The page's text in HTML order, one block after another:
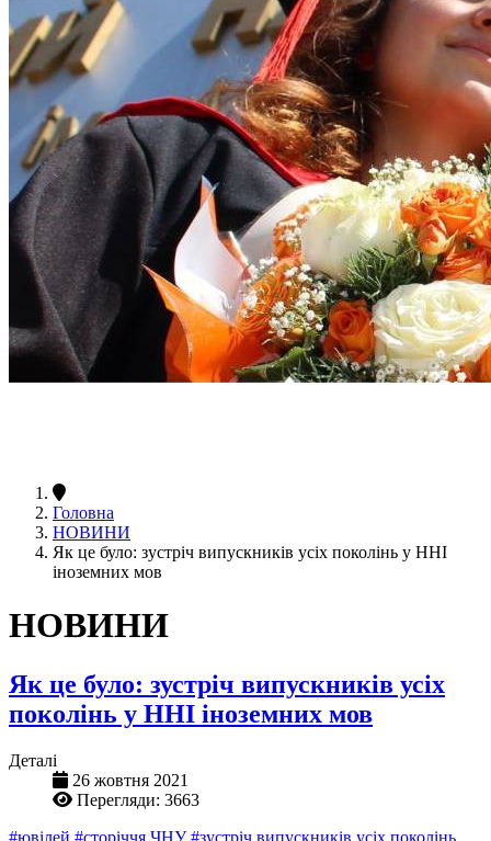
Головна
НОВИНИ
Як це було: зустріч випускників усіх поколінь у ННІ
іноземних мов
НОВИНИ
Як це було: зустріч випускників усіх
поколінь у ННІ іноземних мов
Деталі
26 жовтня 2021
Перегляди: 3663
#ювілей #сторіччя ЧНУ#зустріч випускників усіх поколінь